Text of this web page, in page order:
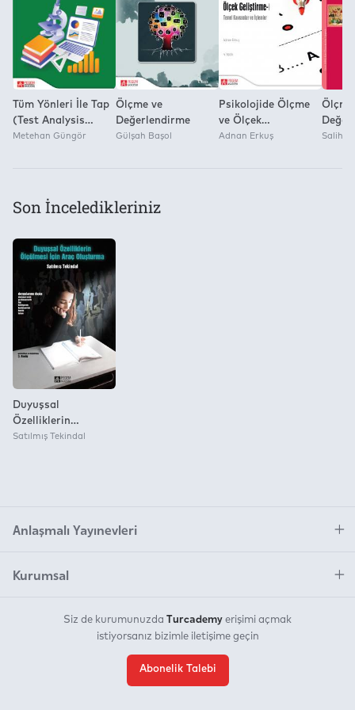
Tüm Yönleri İle Tap
(Test Analysis
Program): Test ve
Metehan Güngör
Ölçme ve
Değerlendirme
Gülşah Başol
Psikolojide Ölçme
ve Ölçek
Geliştirme-1
Adnan Erkuş Salih
Son İnceledikleriniz
Duyuşsal
Özelliklerin
Ölçülmesi İçin Araç
Satılmış Tekindal
Anlaşmalı Yayınevleri
Kurumsal
Siz de kurumunuzda Turcademy erişimi açmak
istiyorsanız bizimle iletişime geçin
Abonelik Talebi